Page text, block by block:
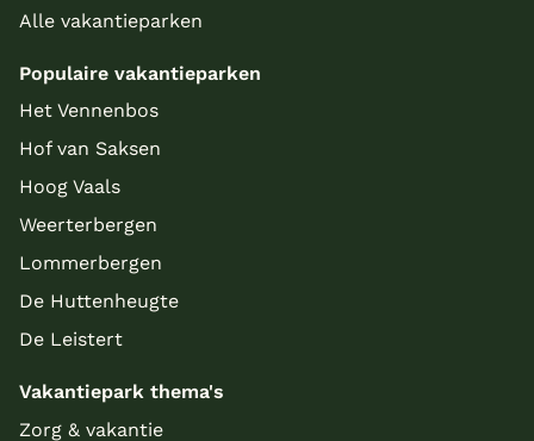
Alle vakantieparken
Populaire vakantieparken
Het Vennenbos
Hof van Saksen
Hoog Vaals
Weerterbergen
Lommerbergen
De Huttenheugte
De Leistert
Vakantiepark thema's
Zorg & vakantie